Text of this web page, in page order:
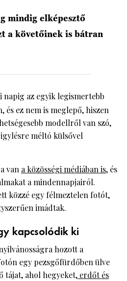
mindig elképesztő
a követőinek is bátran
napig az egyik legismertebb
és ez nem is meglepő, hiszen
modellről van szó,
méltó külsővel
van a közösségi médiában is, és
a mindennapjairól.
közzé egy félmeztelen fotót,
imádtak.
kapcsolódik ki
hozott a
egy pezsgőfürdőben ülve
tájat, ahol hegyeket, erdőt és